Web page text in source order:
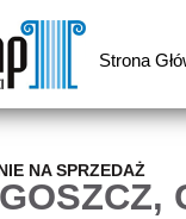
Strona
NA SPRZEDAŻ